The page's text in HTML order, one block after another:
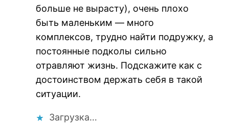
больше не вырасту), очень плохо
быть маленьким — много
комплексов, трудно найти подружку, а
постоянные подколы сильно
отравляют жизнь. Подскажите как с
достоинством держать себя в такой
ситуации.
Загрузка…